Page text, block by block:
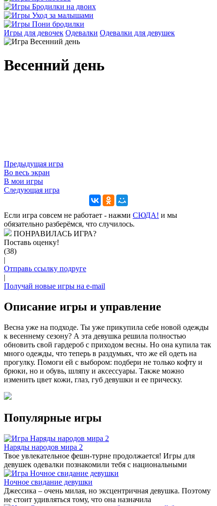
Игры для девочек Одевалки Одевалки для девушек
Весенний день
Предыдущая игра
Во весь экран
В мои игры
Следующая игра
Если игра совсем не работает - нажми CЮДА! и мы
обязательно разберёмся, что случилось.
ПОНРАВИЛАСЬ ИГРА?
Поставь оценку!
(38)
|
Отправь ссылку подруге
|
Получай новые игры на e-mail
Описание игры и управление
Весна уже на подходе. Ты уже прикупила себе новой одежды
к весеннему сезону? А эта девушка решила полностью
обновить свой гардероб с приходом весны. Но она купила так
много одежды, что теперь в раздумьях, что же ей одеть на
прогулку. Помоги ей с выбором: подбери не только кофту и
брюки, но и обувь, шляпу и аксессуары. Также можно
изменить цвет кожи, глаз, губ девушки и ее прическу.
Популярные игры
Наряды народов мира 2
Твое увлекательное фешн-турне продолжается! Игры для
девушек одевалки познакомили тебя с национальными
Ночное свидание девушки
Джессика – очень милая, но эксцентричная девушка. Поэтому
не стоит удивляться тому, что она назначила